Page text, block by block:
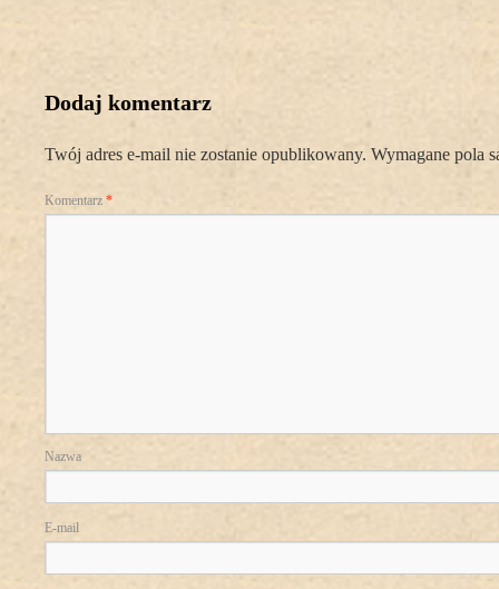
Dodaj komentarz
Twój adres e-mail nie zostanie opublikowany. Wymagane pola
Komentarz *
Nazwa
E-mail